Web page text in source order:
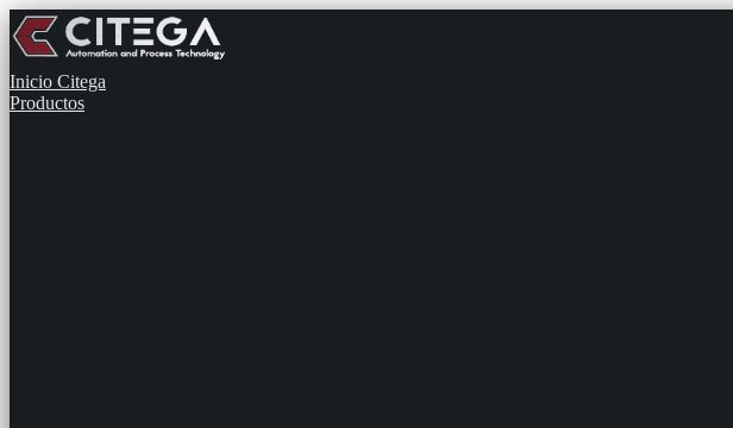
Inicio Citega
Productos